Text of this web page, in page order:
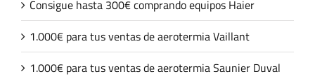
Consigue hasta 300€ comprando equipos Haier
1.000€ para tus ventas de aerotermia Vaillant
1.000€ para tus ventas de aerotermia Saunier Duval